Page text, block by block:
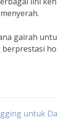
gairah
berprestasi
untuk